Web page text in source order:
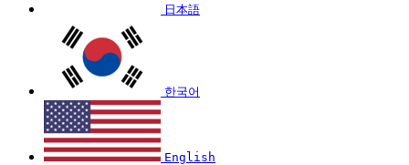
日本語
한국어
English